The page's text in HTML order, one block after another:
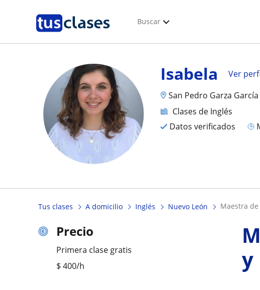
Buscar
Isabela
Ver
San Pedro Garza García
Clases de Inglés
Datos verificados
Tus clases A domicilio Inglés Nuevo León maestra
Precio
Primera clase gratis
$ 400/h
y